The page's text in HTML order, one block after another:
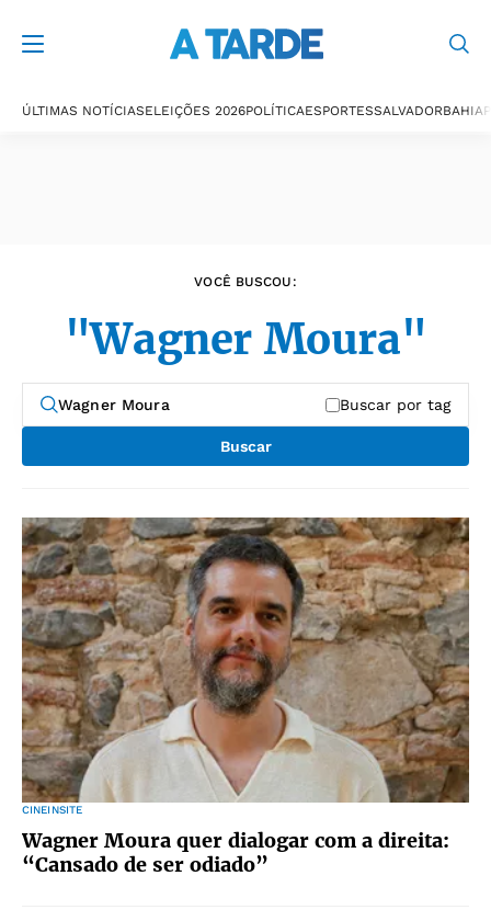
ÚLTIMAS NOTÍCIASELEIÇÕES 2026POLÍTICAESPORTESSALVADORBAHIA
VOCÊ BUSCOU:
"Wagner Moura"
Buscar por tag
Buscar
CINEINSITE
Wagner Moura quer dialogar com a direita:
“Cansado de ser odiado”